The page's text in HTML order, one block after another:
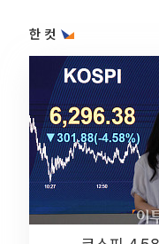
한 컷